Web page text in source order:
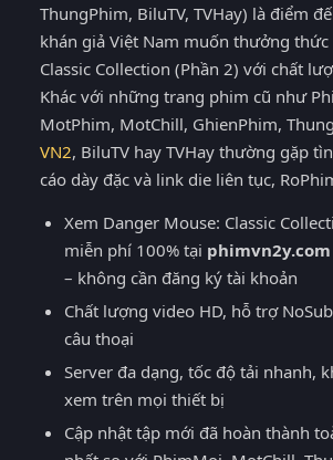
ThungPhim, BiluTV, TVHay) là điểm
khán giả Việt Nam muốn thưởng thức
Classic Collection (Phần 2) với chất
Khác với những trang phim cũ như
MotPhim, MotChill, GhienPhim,
VN2, BiluTV hay TVHay thường gặp
cáo dày đặc và link die liên tục,
Xem Danger Mouse: Classic
miễn phí 100% tại phimvn2y.com
– không cần đăng ký tài khoản
Chất lượng video HD, hỗ trợ
câu thoại
Server đa dạng, tốc độ tải nhanh,
xem trên mọi thiết bị
Cập nhật tập mới đã hoàn thành